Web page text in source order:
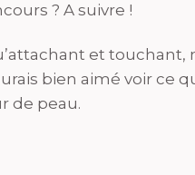
? A suivre !
et touchant,
bien aimé voir ce
de peau.